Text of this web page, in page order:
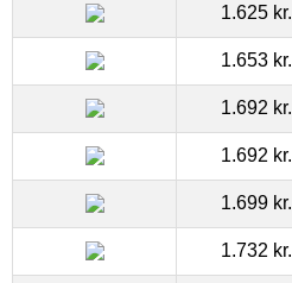
1.625 kr.
1.653 kr.
1.692 kr.
1.692 kr.
1.699 kr.
1.732 kr.